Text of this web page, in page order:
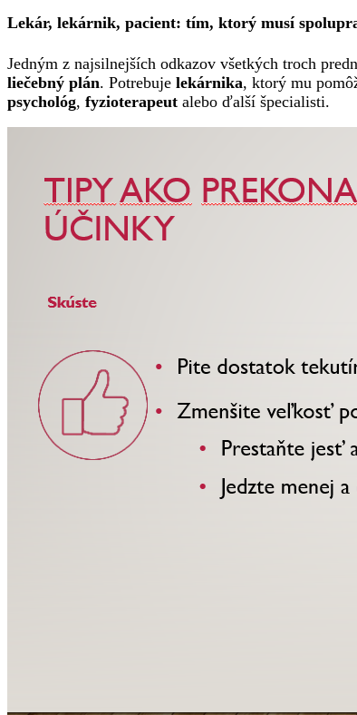
Lekár, lekárnik, pacient: tím, ktorý musí
Jedným z najsilnejších odkazov všetkých troch
liečebný plán. Potrebuje lekárnika, ktorý mu
psychológ, fyzioterapeut alebo ďalší špecialisti.